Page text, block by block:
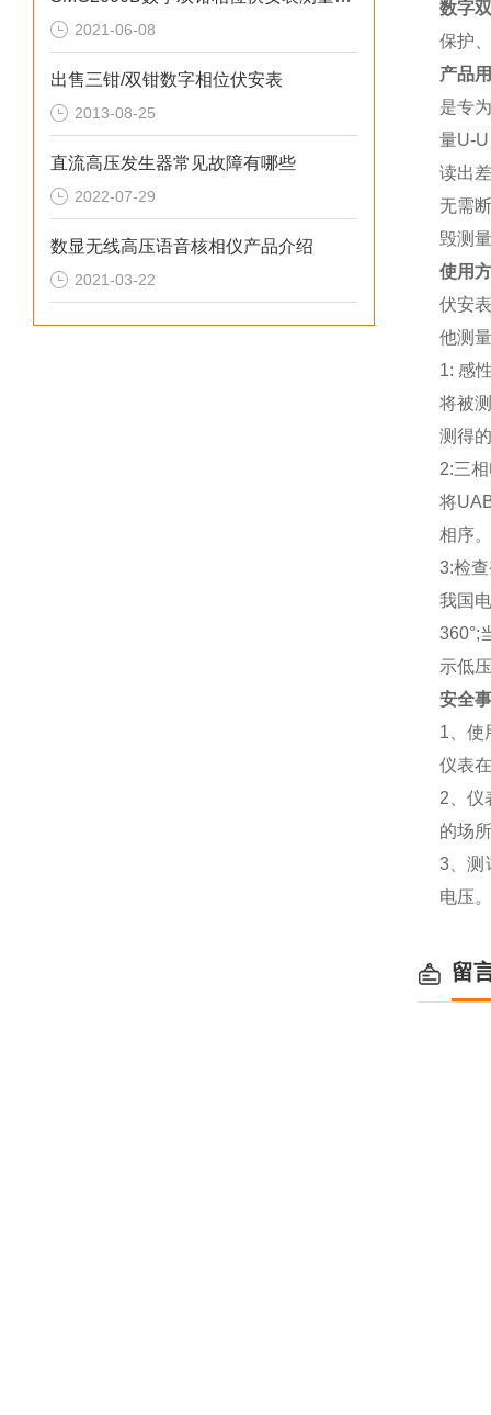
2021-06-08
出售三钳/双钳数字相位伏安表
2013-08-25
直流高压发生器常见故障有哪些
2022-07-29
数显无线高压语音核相仪产品介绍
2021-03-22
数字
保护
产品
是专
量U-
读出
无需
毁测
使用
伏安
他测
1: 感
将被
测得
2:三
将
相序。
3:检
我国
360°;
示低
安全
1、使
仪表
2、仪
的场
3、测
电压
留